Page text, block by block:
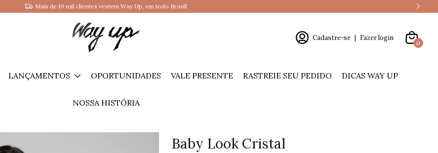
Ganhe 10% OFF na sua primeira compra: cadastre-se e receba cupom!
Cadastre-se | Fazer login
0
LANÇAMENTOS OPORTUNIDADES VALE PRESENTE RASTREIE SEU PEDIDO DICAS WAY UP
NOSSA HISTÓRIA
Baby Look Cristal